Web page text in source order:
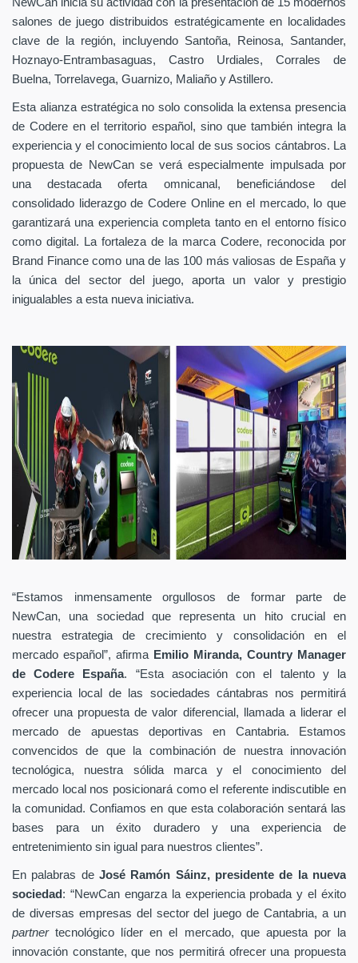
salones de juego distribuidos estratégicamente en localidades
clave de la región, incluyendo Santoña, Reinosa, Santander,
Hoznayo-Entrambasaguas, Castro Urdiales, Corrales de
Buelna, Torrelavega, Guarnizo, Maliaño y Astillero.
Esta alianza estratégica no solo consolida la extensa presencia
de Codere en el territorio español, sino que también integra la
experiencia y el conocimiento local de sus socios cántabros. La
propuesta de NewCan se verá especialmente impulsada por
una destacada oferta omnicanal, beneficiándose del
consolidado liderazgo de Codere Online en el mercado, lo que
garantizará una experiencia completa tanto en el entorno físico
como digital. La fortaleza de la marca Codere, reconocida por
Brand Finance como una de las 100 más valiosas de España y
la única del sector del juego, aporta un valor y prestigio
inigualables a esta nueva iniciativa.
“Estamos inmensamente orgullosos de formar parte de
NewCan, una sociedad que representa un hito crucial en
nuestra estrategia de crecimiento y consolidación en el
mercado español”, afirma Emilio Miranda, Country Manager
de Codere España. “Esta asociación con el talento y la
experiencia local de las sociedades cántabras nos permitirá
ofrecer una propuesta de valor diferencial, llamada a liderar el
mercado de apuestas deportivas en Cantabria. Estamos
convencidos de que la combinación de nuestra innovación
tecnológica, nuestra sólida marca y el conocimiento del
mercado local nos posicionará como el referente indiscutible en
la comunidad. Confiamos en que esta colaboración sentará las
bases para un éxito duradero y una experiencia de
entretenimiento sin igual para nuestros clientes”.
En palabras de José Ramón Sáinz, presidente de la nueva
sociedad : “NewCan engarza la experiencia probada y el éxito
de diversas empresas del sector del juego de Cantabria, a un
partnertecnológico líder en el mercado, que apuesta por la
innovación constante, que nos permitirá ofrecer una propuesta